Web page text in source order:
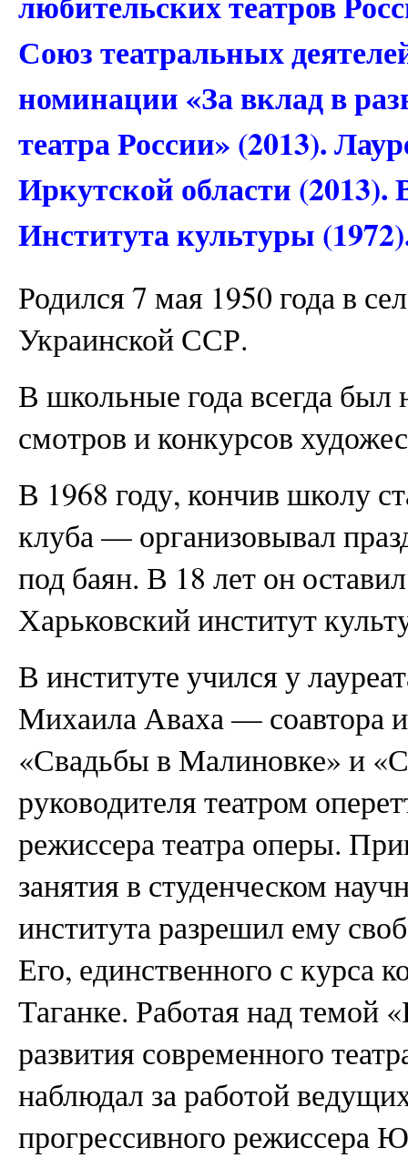
Союз театральных
номинации «За вклад в
театра России» (2013).
Иркутской области
Института культуры
Родился 7 мая 1950 года в
Украинской ССР.
В школьные года всегда
смотров и конкурсов
В 1968 году, кончив школу
клуба — организовывал
под баян. В 18 лет он
Харьковский институт
В институте учился у
Михаила Аваха — соавтора
«Свадьбы в Малиновке» и
руководителя театром
режиссера театра оперы.
занятия в студенческом
института разрешил ему
Его, единственного с курса
Таганке. Работая над темой
развития современного
наблюдал за работой
прогрессивного режиссера